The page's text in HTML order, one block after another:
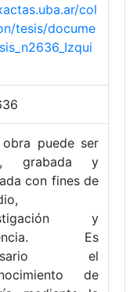
col
tesis/docume
obra puede ser
grabada y
con fines de
y
Es
el
de